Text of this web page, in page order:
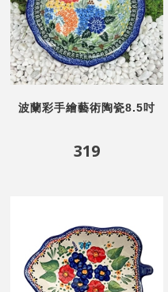
波蘭彩手繪藝術陶瓷8.5吋
319